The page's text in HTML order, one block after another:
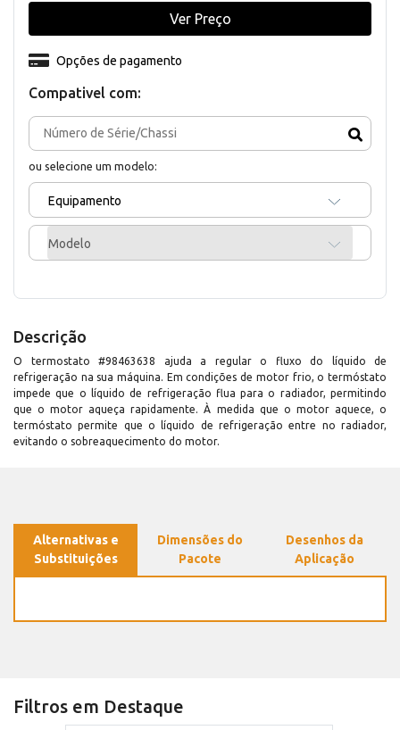
Compativel com:
ou selecione um modelo:
Equipamento
Modelo
Opções de pagamento
Ver Preço
Descrição
O termostato #98463638 ajuda a regular o fluxo do líquido de
refrigeração na sua máquina. Em condições de motor frio, o termóstato
impede que o líquido de refrigeração flua para o radiador, permitindo
que o motor aqueça rapidamente. À medida que o motor aquece, o
termóstato permite que o líquido de refrigeração entre no radiador,
evitando o sobreaquecimento do motor.
Alternativas e
Substituições
Dimensões do
Pacote
Desenhos da
Aplicação
Filtros em Destaque